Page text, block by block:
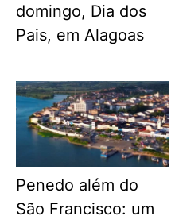
domingo, Dia dos
Pais, em Alagoas
Penedo além do
São Francisco: um